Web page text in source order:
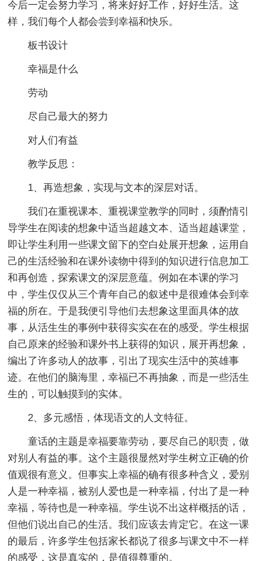
今后一定会努力学习，将来好好工作，好好生活。这
样，我们每个人都会尝到幸福和快乐。
板书设计
幸福是什么
劳动
尽自己最大的努力
对人们有益
教学反思：
1、再造想象，实现与文本的深层对话。
我们在重视课本、重视课堂教学的同时，须酌情引
导学生在阅读的想象中适当超越文本、适当超越课堂，
即让学生利用一些课文留下的空白处展开想象，运用自
己的生活经验和在课外读物中得到的知识进行信息加工
和再创造，探索课文的深层意蕴。例如在本课的学习
中，学生仅仅从三个青年自己的叙述中是很难体会到幸
福的所在。于是我便引导他们去想象这里面具体的故
事，从活生生的事例中获得实实在在的感受。学生根据
自己原来的经验和课外书上获得的知识，展开再想象，
编出了许多动人的故事，引出了现实生活中的英雄事
迹。在他们的脑海里，幸福已不再抽象，而是一些活生
生的，可以触摸到的实体。
2、多元感悟，体现语文的人文特征。
童话的主题是幸福要靠劳动，要尽自己的职责，做
对别人有益的事。这个主题很显然对学生树立正确的价
值观很有意义。但事实上幸福的确有很多种含义，爱别
人是一种幸福，被别人爱也是一种幸福，付出了是一种
幸福，等待也是一种幸福。学生说不出这样概括的话，
但他们说出自己的生活。我们应该去肯定它。在这一课
的最后，许多学生包括家长都说了很多与课文中不一样
的感受，这是真实的，是值得尊重的。